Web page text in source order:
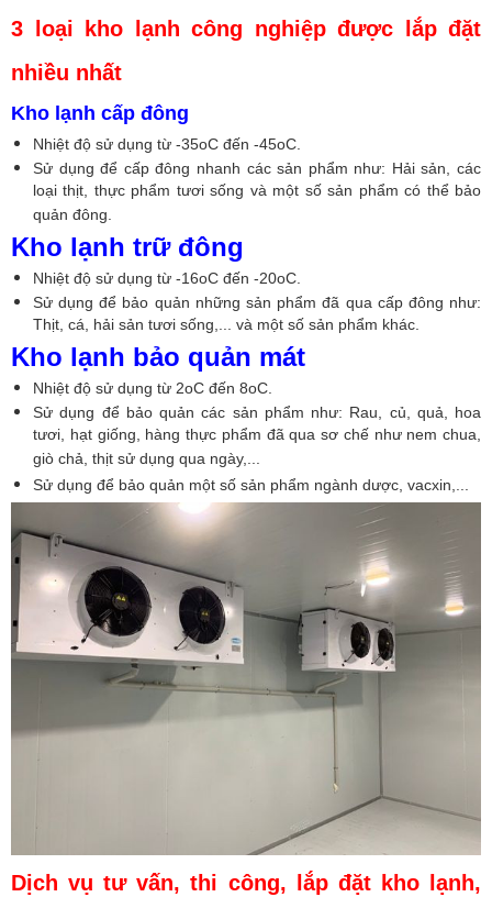
3 loại kho lạnh công nghiệp được lắp đặt
nhiều nhất
Kho lạnh cấp đông
Nhiệt độ sử dụng từ -35oC đến -45oC.
Sử dụng để cấp đông nhanh các sản phẩm như: Hải sản, các
loại thịt, thực phẩm tươi sống và một số sản phẩm có thể bảo
quản đông.
Kho lạnh trữ đông
Nhiệt độ sử dụng từ -16oC đến -20oC.
Sử dụng để bảo quản những sản phẩm đã qua cấp đông như:
Thịt, cá, hải sản tươi sống,... và một số sản phẩm khác.
Kho lạnh bảo quản mát
Nhiệt độ sử dụng từ 2oC đến 8oC.
Sử dụng để bảo quản các sản phẩm như: Rau, củ, quả, hoa
tươi, hạt giống, hàng thực phẩm đã qua sơ chế như nem chua,
giò chả, thịt sử dụng qua ngày,...
Sử dụng để bảo quản một số sản phẩm ngành dược, vacxin,...
Dịch vụ tư vấn, thi công, lắp đặt kho lạnh,